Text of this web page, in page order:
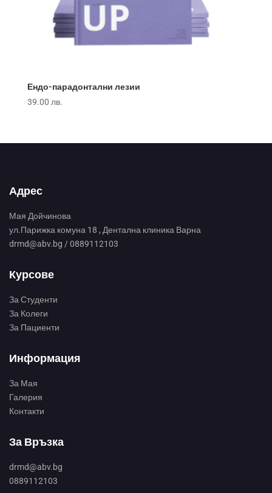
Ендо-парадонтални лезии
39.00 лв.
Адрес
Мая Дойчинова
ул.Парижка комуна 18 , Дентална клиника Варна
drmd@abv.bg / 0889112103
Курсове
За Студенти
За Колеги
За Пациенти
Информация
За Мая
Галерия
Контакти
За Връзка
drmd@abv.bg
0889112103